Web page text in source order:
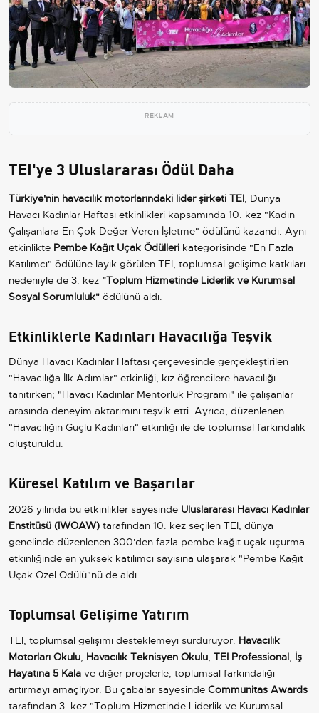
REKLAM
TEI'ye 3 Uluslararası Ödül Daha
Türkiye'nin havacılık motorlarındaki lider şirketi TEI, Dünya
Havacı Kadınlar Haftası etkinlikleri kapsamında 10. kez "Kadın
Çalışanlara En Çok Değer Veren İşletme" ödülünü kazandı. Aynı
etkinlikte Pembe Kağıt Uçak Ödülleri kategorisinde "En Fazla
Katılımcı" ödülüne layık görülen TEI, toplumsal gelişime katkıları
nedeniyle de 3. kez "Toplum Hizmetinde Liderlik ve Kurumsal
Sosyal Sorumluluk" ödülünü aldı.
Etkinliklerle Kadınları Havacılığa Teşvik
Dünya Havacı Kadınlar Haftası çerçevesinde gerçekleştirilen
"Havacılığa İlk Adımlar" etkinliği, kız öğrencilere havacılığı
tanıtırken; "Havacı Kadınlar Mentörlük Programı" ile çalışanlar
arasında deneyim aktarımını teşvik etti. Ayrıca, düzenlenen
"Havacılığın Güçlü Kadınları" etkinliği ile de toplumsal farkındalık
oluşturuldu.
Küresel Katılım ve Başarılar
2026 yılında bu etkinlikler sayesinde Uluslararası Havacı Kadınlar
Enstitüsü (IWOAW) tarafından 10. kez seçilen TEI, dünya
genelinde düzenlenen 300'den fazla pembe kağıt uçak uçurma
etkinliğinde en yüksek katılımcı sayısına ulaşarak "Pembe Kağıt
Uçak Özel Ödülü"nü de aldı.
Toplumsal Gelişime Yatırım
TEI, toplumsal gelişimi desteklemeyi sürdürüyor. Havacılık
Motorları Okulu, Havacılık Teknisyen Okulu, TEI Professional, İş
Hayatına 5 Kala ve diğer projelerle, toplumsal farkındalığı
artırmayı amaçlıyor. Bu çabalar sayesinde Communitas Awards
tarafından 3. kez "Toplum Hizmetinde Liderlik ve Kurumsal